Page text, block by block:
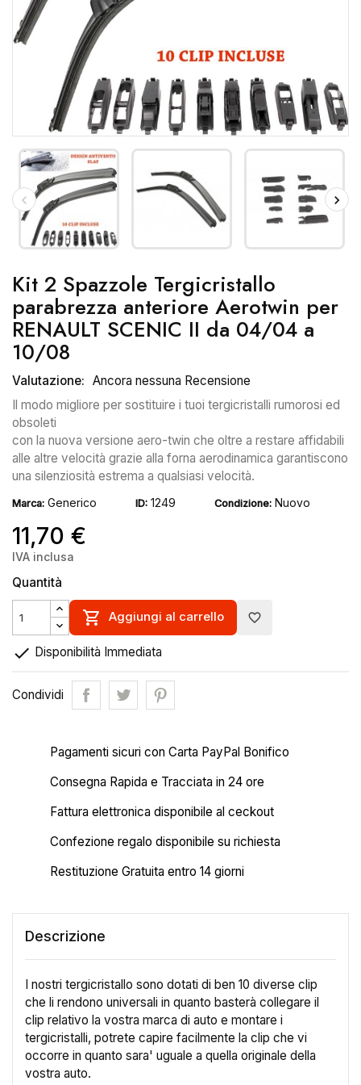
Kit 2 Spazzole Tergicristallo
parabrezza anteriore Aerotwin per
RENAULT SCENIC II da 04/04 a
10/08
Valutazione: Ancora nessuna Recensione
Il modo migliore per sostituire i tuoi tergicristalli rumorosi ed
obsoleti
con la nuova versione aero-twin che oltre a restare affidabili
alle altre velocità grazie alla forna aerodinamica garantiscono
una silenziosità estrema a qualsiasi velocità.
Marca: Generico ID: 1249 Condizione: Nuovo
11,70 €
IVA inclusa
Quantità
 Aggiungi al carrello favorite_border
 Disponibilità Immediata
Condividi
Pagamenti sicuri con Carta PayPal Bonifico
Consegna Rapida e Tracciata in 24 ore
Fattura elettronica disponibile al ceckout
Confezione regalo disponibile su richiesta
Restituzione Gratuita entro 14 giorni
Descrizione
I nostri tergicristallo sono dotati di ben 10 diverse clip
che li rendono universali in quanto basterà collegare il
clip relativo la vostra marca di auto e montare i
tergicristalli, potrete capire facilmente la clip che vi
occorre in quanto sara' uguale a quella originale della
vostra auto.